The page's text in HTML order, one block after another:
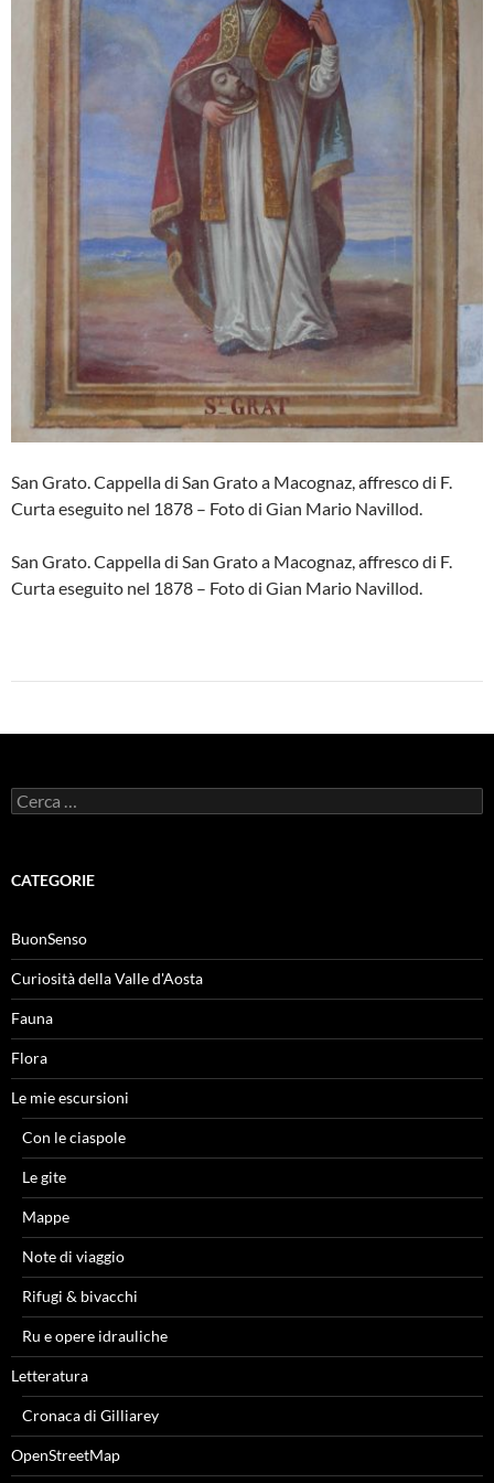
San Grato. Cappella di San Grato a Macognaz, affresco di F.
Curta eseguito nel 1878 – Foto di Gian Mario Navillod.
San Grato. Cappella di San Grato a Macognaz, affresco di F.
Curta eseguito nel 1878 – Foto di Gian Mario Navillod.
Ricerca
per:
CATEGORIE
BuonSenso
Curiosità della Valle d'Aosta
Fauna
Flora
Le mie escursioni
Con le ciaspole
Le gite
Mappe
Note di viaggio
Rifugi & bivacchi
Ru e opere idrauliche
Letteratura
Cronaca di Gilliarey
OpenStreetMap